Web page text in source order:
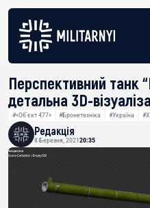
Перспективний танк
детальна 3D-
#«Об'єкт 477» #Бронетехніка #Україна
Редакція
8 Березня, 202120:35